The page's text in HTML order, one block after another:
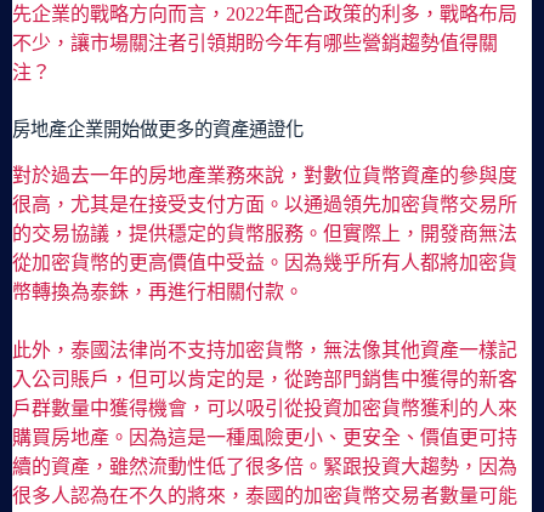
先企業的戰略方向而言，2022年配合政策的利多，戰略布局
不少，讓市場關注者引領期盼今年有哪些營銷趨勢值得關
注？
房地產企業開始做更多的資產通證化
對於過去一年的房地產業務來說，對數位貨幣資產的參與度
很高，尤其是在接受支付方面。以通過領先加密貨幣交易所
的交易協議，提供穩定的貨幣服務。但實際上，開發商無法
從加密貨幣的更高價值中受益。因為幾乎所有人都將加密貨
幣轉換為泰銖，再進行相關付款。
此外，泰國法律尚不支持加密貨幣，無法像其他資產一樣記
入公司賬戶，但可以肯定的是，從跨部門銷售中獲得的新客
戶群數量中獲得機會，可以吸引從投資加密貨幣獲利的人來
購買房地產。因為這是一種風險更小、更安全、價值更可持
續的資產，雖然流動性低了很多倍。緊跟投資大趨勢，因為
很多人認為在不久的將來，泰國的加密貨幣交易者數量可能